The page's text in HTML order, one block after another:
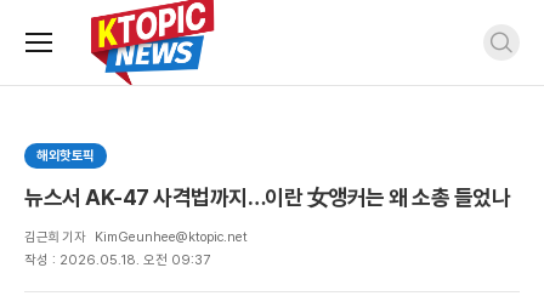
검
주
스
메
뉴
펼
치
기
해외핫토픽
뉴스서 AK-47 사격법까지…이란 女앵커는 왜 소총 들었나
김근희 기자
KimGeunhee@ktopic.net
작성 : 2026.05.18. 오전 09:37